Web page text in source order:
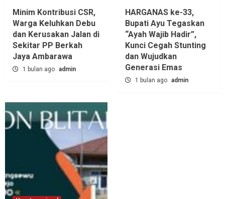
Minim Kontribusi CSR,
Warga Keluhkan Debu
dan Kerusakan Jalan di
Sekitar PP Berkah
Jaya Ambarawa‎
1 bulan ago admin
HARGANAS ke-33,
Bupati Ayu Tegaskan
“Ayah Wajib Hadir”,
Kunci Cegah Stunting
dan Wujudkan
Generasi Emas
1 bulan ago admin